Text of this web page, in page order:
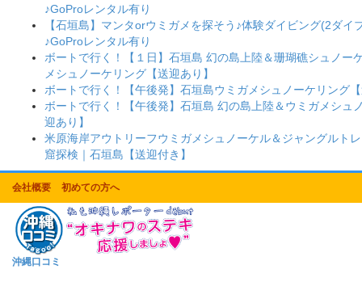
♪GoProレンタル有り
【石垣島】マンタorウミガメを探そう♪体験ダイビング(2ダイ
♪GoProレンタル有り
ボートで行く！【１日】石垣島 幻の島上陸＆珊瑚礁シュノー
メシュノーケリング【送迎あり】
ボートで行く！【午後発】石垣島ウミガメシュノーケリング
ボートで行く！【午後発】石垣島 幻の島上陸＆ウミガメシュ
迎あり】
米原海岸アウトリーフウミガメシュノーケル＆ジャングルト
窟探検｜石垣島【送迎付き】
会社概要 初めての方へ
沖縄口コミ